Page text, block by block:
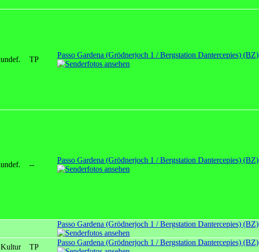
undef. TP
Passo Gardena (Grödnerjoch 1 / Bergstation Dantercepies) (BZ)
undef. --
Passo Gardena (Grödnerjoch 1 / Bergstation Dantercepies) (BZ)
Passo Gardena (Grödnerjoch 1 / Bergstation Dantercepies) (BZ)
Kultur TP
Passo Gardena (Grödnerjoch 1 / Bergstation Dantercepies) (BZ)